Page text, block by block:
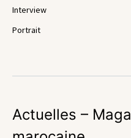
Interview
Portrait
Actuelles –